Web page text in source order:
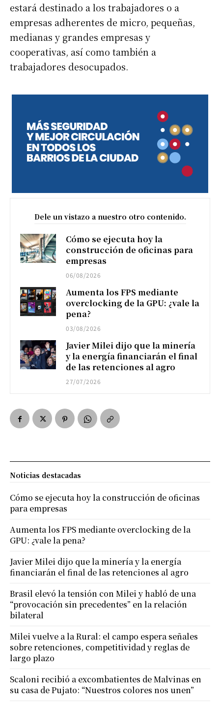
estará destinado a los trabajadores o a
empresas adherentes de micro, pequeñas,
medianas y grandes empresas y
cooperativas, así como también a
trabajadores desocupados.
Dele un vistazo a nuestro otro contenido.
Cómo se ejecuta hoy la
construcción de oficinas para
empresas
06/08/2026
Aumenta los FPS mediante
overclocking de la GPU: ¿vale la
pena?
03/08/2026
Javier Milei dijo que la minería
y la energía financiarán el final
de las retenciones al agro
27/07/2026
Noticias destacadas
Cómo se ejecuta hoy la construcción de oficinas
para empresas
Aumenta los FPS mediante overclocking de la
GPU: ¿vale la pena?
Javier Milei dijo que la minería y la energía
financiarán el final de las retenciones al agro
Brasil elevó la tensión con Milei y habló de una
“provocación sin precedentes” en la relación
bilateral
Milei vuelve a la Rural: el campo espera señales
sobre retenciones, competitividad y reglas de
largo plazo
Scaloni recibió a excombatientes de Malvinas en
su casa de Pujato: “Nuestros colores nos unen”